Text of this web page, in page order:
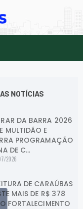
NOTÍCIAS
DA BARRA 2026
MULTIDÃO E
PROGRAMAÇÃO
DE C...
2026
DE CARAÚBAS
MAIS DE R$ 378
FORTALECIMENTO